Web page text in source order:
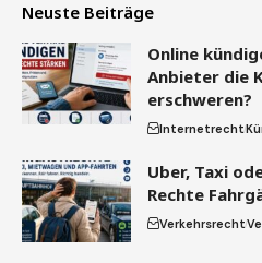
Neuste Beiträge
Online
Anbieter die
erschweren?
Internetrecht
Uber, Taxi
Rechte
Verkehrsrecht